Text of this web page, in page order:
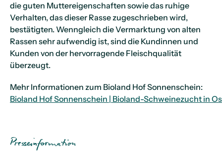
die guten Muttereigenschaften sowie das ruhige
Verhalten, das dieser Rasse zugeschrieben wird,
bestätigten. Wenngleich die Vermarktung von alten
Rassen sehr aufwendig ist, sind die Kundinnen und
Kunden von der hervorragende Fleischqualität
überzeugt.
Mehr Informationen zum Bioland Hof Sonnenschein:
Bioland Hof Sonnenschein | Bioland-Schweinezucht in
Presseinformation